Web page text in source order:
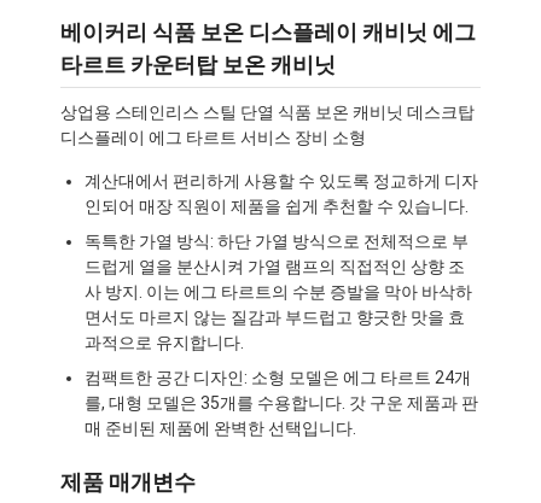
베이커리 식품 보온 디스플레이 캐비닛 에그
타르트 카운터탑 보온 캐비닛
상업용 스테인리스 스틸 단열 식품 보온 캐비닛 데스크탑
디스플레이 에그 타르트 서비스 장비 소형
계산대에서 편리하게 사용할 수 있도록 정교하게 디자
인되어 매장 직원이 제품을 쉽게 추천할 수 있습니다.
독특한 가열 방식: 하단 가열 방식으로 전체적으로 부
드럽게 열을 분산시켜 가열 램프의 직접적인 상향 조
사 방지. 이는 에그 타르트의 수분 증발을 막아 바삭하
면서도 마르지 않는 질감과 부드럽고 향긋한 맛을 효
과적으로 유지합니다.
컴팩트한 공간 디자인: 소형 모델은 에그 타르트 24개
를, 대형 모델은 35개를 수용합니다. 갓 구운 제품과 판
매 준비된 제품에 완벽한 선택입니다.
제품 매개변수